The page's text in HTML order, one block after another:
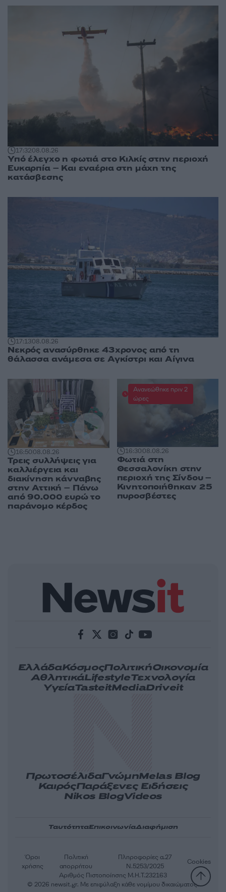
17:3208.08.26
Υπό έλεγχο η φωτιά στο Κιλκίς στην περιοχή
Ευκαρπία – Και εναέρια στη μάχη της
κατάσβεσης
17:1308.08.26
Νεκρός ανασύρθηκε 43χρονος από τη
θάλασσα ανάμεσα σε Αγκίστρι και Αίγινα
16:5008.08.26
Τρεις συλλήψεις για
καλλιέργεια και
διακίνηση κάνναβης
στην Αττική – Πάνω
από 90.000 ευρώ το
παράνομο κέρδος
16:3008.08.26
Φωτιά στη
Θεσσαλονίκη στην
περιοχή της Σίνδου –
Κινητοποιήθηκαν 25
πυροσβέστες
Ανανεώθηκε πριν 2
ώρες
ΕλλάδαΚόσμοςΠολιτικήΟικονομία
ΑθλητικάLifestyleΤεχνολογία
ΥγείαTasteitMediaDriveit
ΠρωτοσέλιδαΓνώμηMelas Blog
ΚαιρόςΠαράξενες Ειδήσεις
Nikos BlogVideos
ΤαυτότηταΕπικοινωνίαΔιαφήμιση
Αριθμός Πιστοποίησης Μ.Η.Τ.232163
Όροι
χρήσης
Πολιτική
απορρήτου
Πληροφορίες α.27
Ν.5253/2025
Cookies
© 2026 newsit.gr. Με επιφύλαξη κάθε νομίμου δικαιώματος.